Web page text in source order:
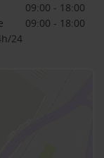
09:00 - 18:00
09:00 - 18:00
24